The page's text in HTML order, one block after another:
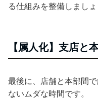
る仕組みを整備しましょ
【属人化】支店と
最後に、店舗と本部間
ないムダな時間です。